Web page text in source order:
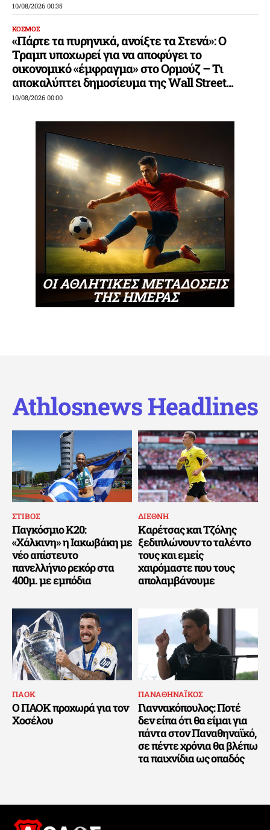
10/08/2026 00:35
ΚΟΣΜΟΣ
«Πάρτε τα πυρηνικά, ανοίξτε τα Στενά»: Ο
Τραμπ υποχωρεί για να αποφύγει το
οικονομικό «έμφραγμα» στο Ορμούζ – Τι
αποκαλύπτει δημοσίευμα της Wall Street...
10/08/2026 00:00
ΟΙ ΑΘΛΗΤΙΚΕΣ ΜΕΤΑΔΟΣΕΙΣ
ΤΗΣ ΗΜΕΡΑΣ
Athlosnews Headlines
ΣΤΙΒΟΣ
Παγκόσμιο Κ20:
«Χάλκινη» η Ιακωβάκη με
νέο απίστευτο
πανελλήνιο ρεκόρ στα
400μ. με εμπόδια
ΔΙΕΘΝΗ
Καρέτσας και Τζόλης
ξεδιπλώνουν το ταλέντο
τους και εμείς
χαιρόμαστε που τους
απολαμβάνουμε
ΠΑΟΚ
Ο ΠΑΟΚ προχωρά για τον
Χοσέλου
ΠΑΝΑΘΗΝΑΪΚΟΣ
Γιαννακόπουλος: Ποτέ
δεν είπα ότι θα είμαι για
πάντα στον Παναθηναϊκό,
σε πέντε χρόνια θα βλέπω
τα παιχνίδια ως οπαδός